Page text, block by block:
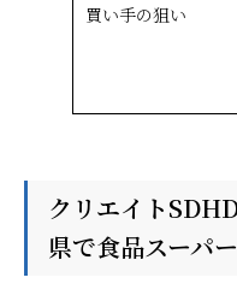
買い手の狙い
クリエイト
県で食品スーパ